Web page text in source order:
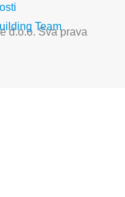
d.o.o. Sva prava
Team